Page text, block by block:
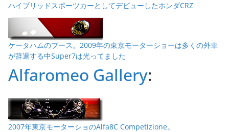
ハイブリッドスポーツカーとしてデビューしたホンダCRZ
ケータハムのブース。2009年の東京モーターショーは多くの外車
が辞退する中Super7は光ってました
Alfaromeo Gallery:
2007年東京モーターショのAlfa8C Competizione。